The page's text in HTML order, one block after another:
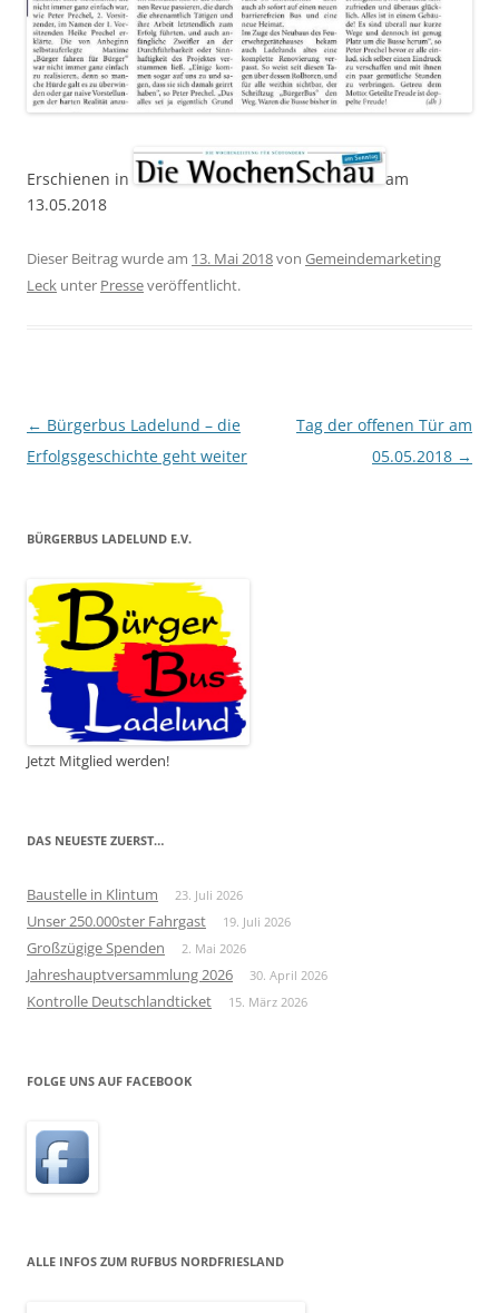
Erschienen in
am
13.05.2018
Dieser Beitrag wurde am 13. Mai 2018von Gemeindemarketing
Leck unter Presseveröffentlicht.
Beitragsnavigation
← Bürgerbus Ladelund – die
Erfolgsgeschichte geht weiter
Tag der offenen Tür am
05.05.2018 →
BÜRGERBUS LADELUND E.V.
Jetzt Mitglied werden!
DAS NEUESTE ZUERST…
Baustelle in Klintum 23. Juli 2026
Unser 250.000ster Fahrgast 19. Juli 2026
Großzügige Spenden 2. Mai 2026
Jahreshauptversammlung 2026 30. April 2026
Kontrolle Deutschlandticket 15. März 2026
FOLGE UNS AUF FACEBOOK
ALLE INFOS ZUM RUFBUS NORDFRIESLAND